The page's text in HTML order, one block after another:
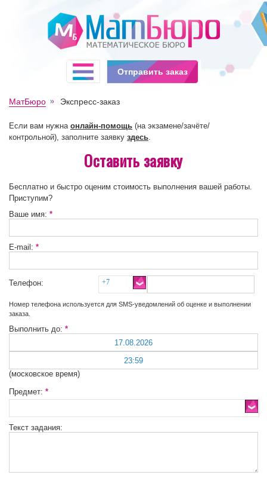
МатБюро Экспресс-заказ
Если вам нужна онлайн-помощь (на экзамене/зачёте/
контрольной), заполните заявку здесь.
Оставить заявку
Бесплатно и быстро оценим стоимость выполнения вашей работы.
Приступим?
Ваше имя: *
E-mail: *
Телефон: +7
Номер телефона используется для SMS-уведомлений об оценке и выполнении
заказа.
Выполнить до: *
(московское время)
Предмет: *
Текст задания:
Отправить заказ